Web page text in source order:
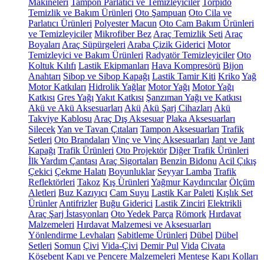
Makineleri Tampon Parlatıcı ve Temizleyiciler Torpido
Temizlik ve Bakım Ürünleri Oto Şampuan Oto Cila ve
Parlatıcı Ürünleri Polyester Macun Oto Cam Bakım Ürünleri
ve Temizleyiciler Mikrofiber Bez Araç Temizlik Seti Araç
Boyaları Araç Süpürgeleri Araba Çizik Giderici Motor
Temizleyici ve Bakım Ürünleri Radyatör Temizleyiciler Oto
Koltuk Kılıfı Lastik Ekipmanları Hava Kompresörü Bijon
Anahtarı Sibop ve Sibop Kapağı Lastik Tamir Kiti KrikoYağ
Motor Katkıları Hidrolik Yağlar Motor Yağı Motor Yağı
Katkısı Gres Yağı Yakıt Katkısı Şanzıman Yağı ve Katkısı
Akü ve Akü Aksesuarları Akü Akü Şarj Cihazları Akü
Takviye Kablosu Araç Dış Aksesuar Plaka Aksesuarları
SilecekYan ve Tavan Çıtaları Tampon Aksesuarları Trafik
Setleri Oto Brandaları Vinç ve Vinç Aksesuarları Jant ve Jant
Kapağı Trafik Ürünleri Oto Projektör Diğer Trafik Ürünleri
İlk Yardım Çantası Araç Sigortaları Benzin Bidonu Acil Çıkış
Çekici Çekme Halatı Boyunluklar Seyyar Lamba Trafik
Reflektörleri Takoz Kış Ürünleri Yağmur Kaydırıcılar Ölçüm
Aletleri Buz Kazıyıcı Cam Suyu Lastik Kar Paleti Kışlık Set
Ürünler Antifrizler Buğu Giderici Lastik Zinciri Elektrikli
Araç Şarj İstasyonları Oto Yedek Parça Römork Hırdavat
Malzemeleri Hırdavat Malzemesi ve Aksesuarları
Yönlendirme Levhaları Sabitleme Ürünleri Dübel Dübel
Setleri Somun Çivi Vida-Çivi Demir Pul Vida Civata
Köşebent Kapı ve Pencere Malzemeleri Menteşe Kapı Kolları